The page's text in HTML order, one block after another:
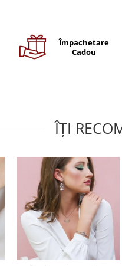
Împachetare
Cadou
ÎȚI